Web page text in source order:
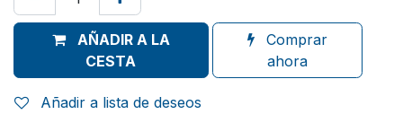
AÑADIR A LA
CESTA
Comprar
ahora
Añadir a lista de deseos